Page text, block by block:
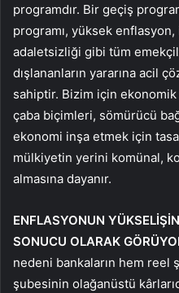
programdır. Bir geçiş
programı, yüksek enflasyon,
adaletsizliği gibi tüm
dışlananların yararına acil
sahiptir. Bizim için
çaba biçimleri, sömürücü
ekonomi inşa etmek için
mülkiyetin yerini komünal,
almasına dayanır.
ENFLASYONUN
SONUCU OLARAK
nedeni bankaların hem reel
şubesinin olağanüstü